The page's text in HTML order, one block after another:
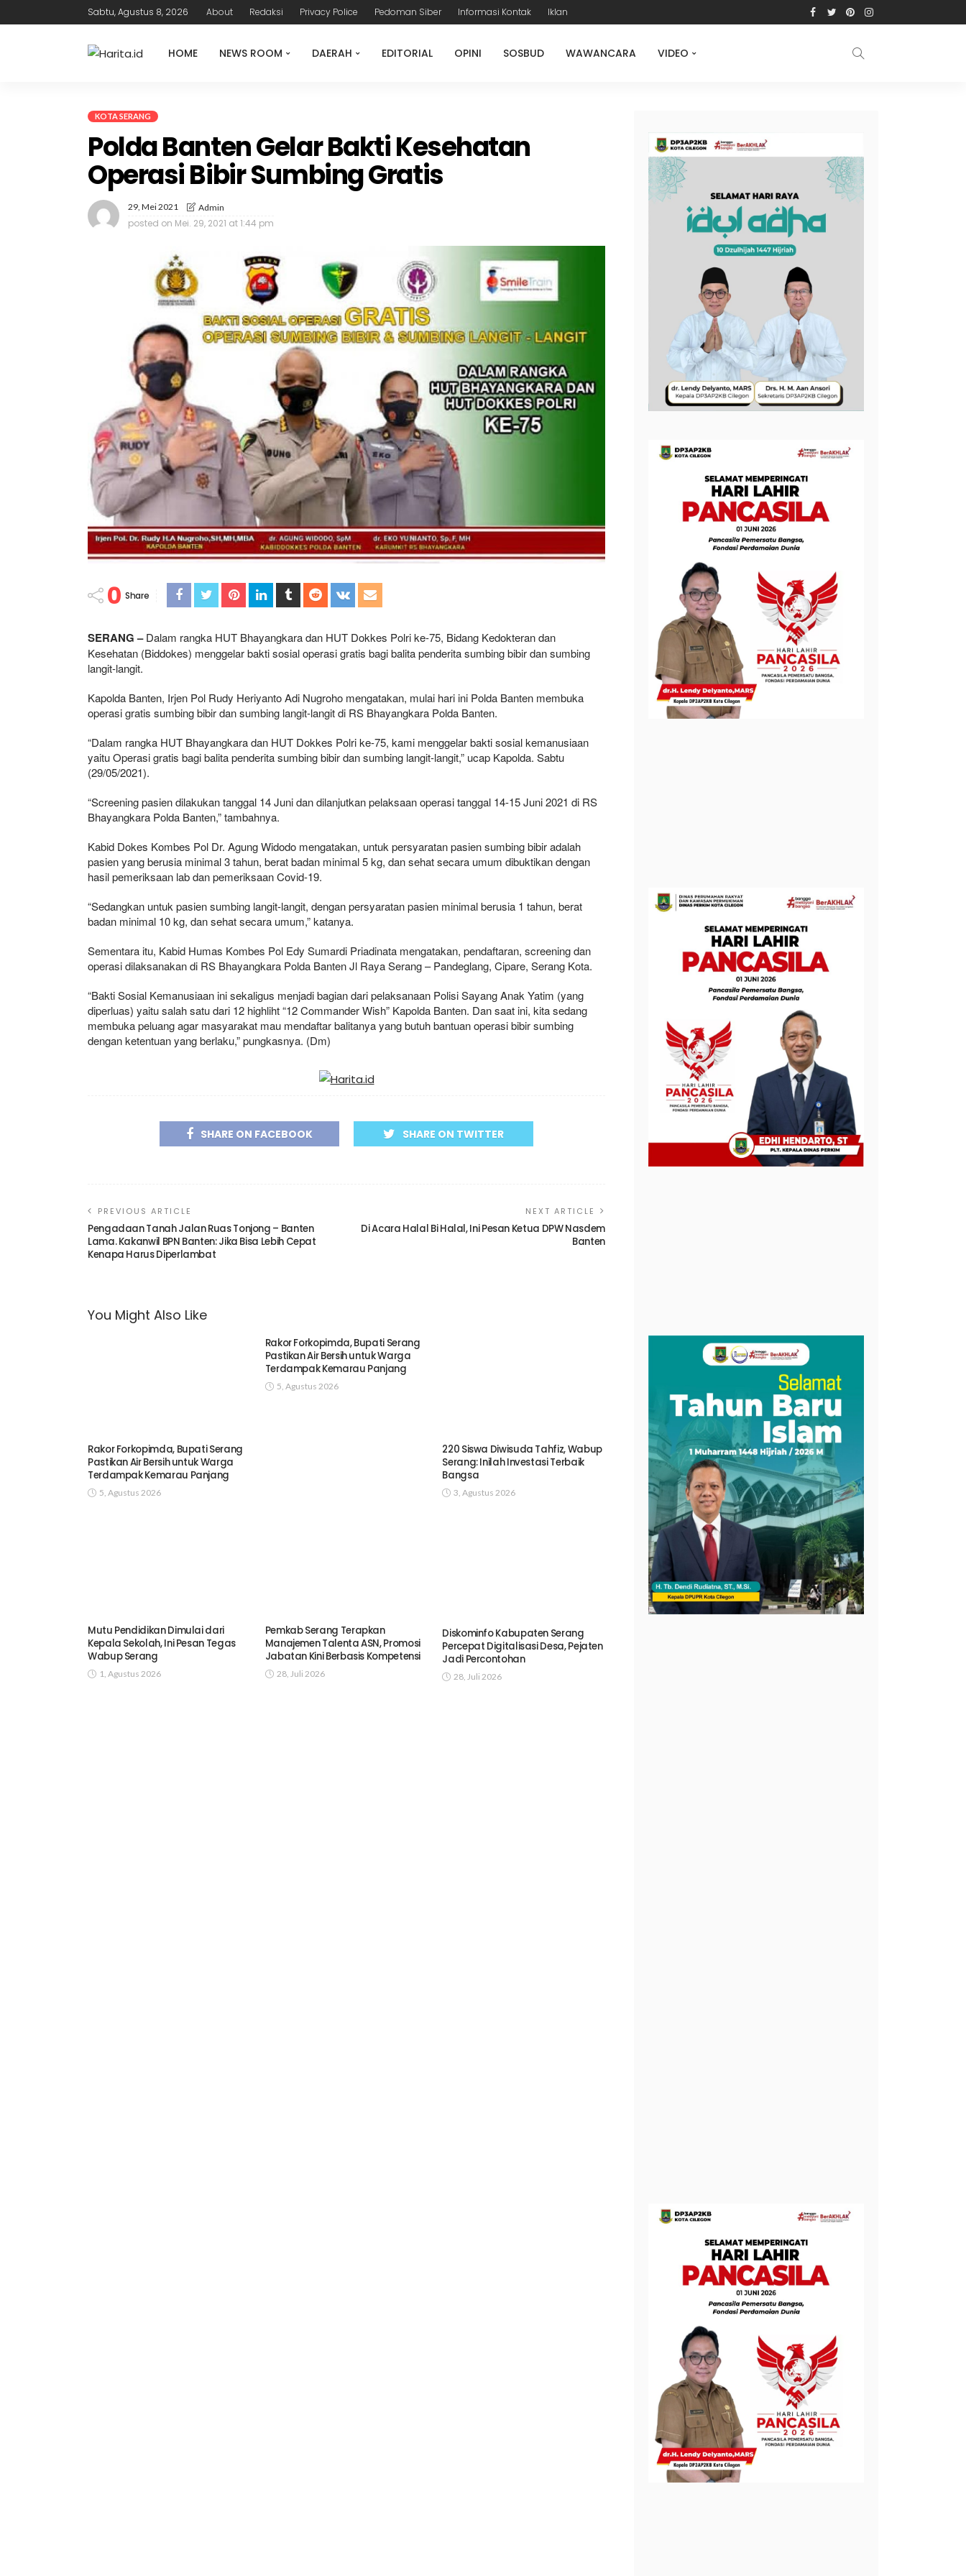
Sabtu, Agustus 8, 2026 About Redaksi Privacy Police Pedoman Siber Informasi Kontak Iklan
HOME NEWS ROOM DAERAH EDITORIAL OPINI SOSBUD WAWANCARA VIDEO
KOTA SERANG
Polda Banten Gelar Bakti Kesehatan
Operasi Bibir Sumbing Gratis
29, Mei 2021 Admin
posted on Mei. 29, 2021 at 1:44 pm
0 Share
SERANG –Dalam rangka HUT Bhayangkara dan HUT Dokkes Polri ke-75, Bidang Kedokteran dan
Kesehatan (Biddokes) menggelar bakti sosial operasi gratis bagi balita penderita sumbing bibir dan sumbing
langit-langit.
Kapolda Banten, Irjen Pol Rudy Heriyanto Adi Nugroho mengatakan, mulai hari ini Polda Banten membuka
operasi gratis sumbing bibir dan sumbing langit-langit di RS Bhayangkara Polda Banten.
“Dalam rangka HUT Bhayangkara dan HUT Dokkes Polri ke-75, kami menggelar bakti sosial kemanusiaan
yaitu Operasi gratis bagi balita penderita sumbing bibir dan sumbing langit-langit,” ucap Kapolda. Sabtu
(29/05/2021).
“Screening pasien dilakukan tanggal 14 Juni dan dilanjutkan pelaksaan operasi tanggal 14-15 Juni 2021 di RS
Bhayangkara Polda Banten,” tambahnya.
Kabid Dokes Kombes Pol Dr. Agung Widodo mengatakan, untuk persyaratan pasien sumbing bibir adalah
pasien yang berusia minimal 3 tahun, berat badan minimal 5 kg, dan sehat secara umum dibuktikan dengan
hasil pemeriksaan lab dan pemeriksaan Covid-19.
“Sedangkan untuk pasien sumbing langit-langit, dengan persyaratan pasien minimal berusia 1 tahun, berat
badan minimal 10 kg, dan sehat secara umum,” katanya.
Sementara itu, Kabid Humas Kombes Pol Edy Sumardi Priadinata mengatakan, pendaftaran, screening dan
operasi dilaksanakan di RS Bhayangkara Polda Banten Jl Raya Serang – Pandeglang, Cipare, Serang Kota.
“Bakti Sosial Kemanusiaan ini sekaligus menjadi bagian dari pelaksanaan Polisi Sayang Anak Yatim (yang
diperluas) yaitu salah satu dari 12 highliht “12 Commander Wish” Kapolda Banten. Dan saat ini, kita sedang
membuka peluang agar masyarakat mau mendaftar balitanya yang butuh bantuan operasi bibir sumbing
dengan ketentuan yang berlaku,” pungkasnya. (Dm)
SHARE ON FACEBOOK SHARE ON TWITTER
PREVIOUS ARTICLE
Pengadaan Tanah Jalan Ruas Tonjong – Banten
Lama. Kakanwil BPN Banten: Jika Bisa Lebih Cepat
Kenapa Harus Diperlambat
NEXT ARTICLE
Di Acara Halal Bi Halal, Ini Pesan Ketua DPW Nasdem
Banten
You Might Also Like
Rakor Forkopimda, Bupati Serang
Pastikan Air Bersih untuk Warga
Terdampak Kemarau Panjang
5, Agustus 2026
Rakor Forkopimda, Bupati Serang
Pastikan Air Bersih untuk Warga
Terdampak Kemarau Panjang
5, Agustus 2026
220 Siswa Diwisuda Tahfiz, Wabup
Serang: Inilah Investasi Terbaik
Bangsa
3, Agustus 2026
Mutu Pendidikan Dimulai dari
Kepala Sekolah, Ini Pesan Tegas
Wabup Serang
1, Agustus 2026
Pemkab Serang Terapkan
Manajemen Talenta ASN, Promosi
Jabatan Kini Berbasis Kompetensi
28, Juli 2026
Diskominfo Kabupaten Serang
Percepat Digitalisasi Desa, Pejaten
Jadi Percontohan
28, Juli 2026